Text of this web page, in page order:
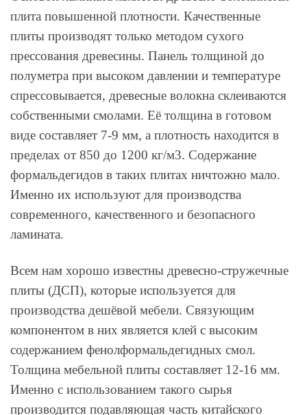
плита повышенной плотности. Качественные
плиты производят только методом сухого
прессования древесины. Панель толщиной до
полуметра при высоком давлении и температуре
спрессовывается, древесные волокна склеиваются
собственными смолами. Её толщина в готовом
виде составляет 7-9 мм, а плотность находится в
пределах от 850 до 1200 кг/м3. Содержание
формальдегидов в таких плитах ничтожно мало.
Именно их используют для производства
современного, качественного и безопасного
ламината.
Всем нам хорошо известны древесно-стружечные
плиты (ДСП), которые используется для
производства дешёвой мебели. Связующим
компонентом в них является клей с высоким
содержанием фенолформальдегидных смол.
Толщина мебельной плиты составляет 12-16 мм.
Именно с использованием такого сырья
производится подавляющая часть китайского